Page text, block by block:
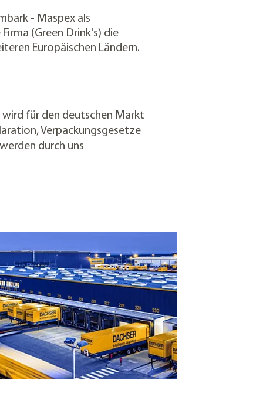
- Maspex als
(Green Drink's) die
Europäischen Ländern.
für den deutschen Markt
Verpackungsgesetze
durch uns